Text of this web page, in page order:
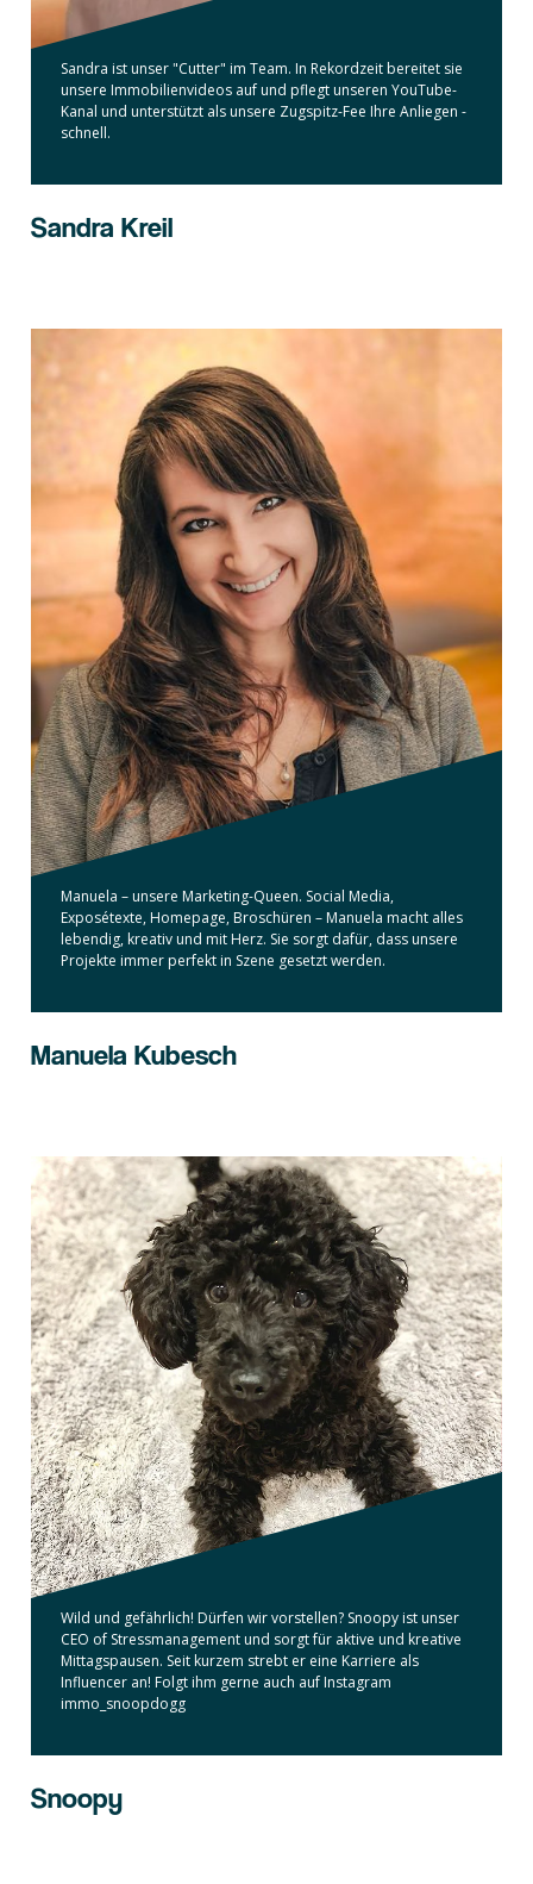
Sandra ist unser "Cutter" im Team. In Rekordzeit bereitet sie
unsere Immobilienvideos auf und pflegt unseren YouTube-
Kanal und unterstützt als unsere Zugspitz-Fee Ihre Anliegen -
schnell.
Sandra Kreil
Manuela – unsere Marketing-Queen. Social Media,
Exposétexte, Homepage, Broschüren – Manuela macht alles
lebendig, kreativ und mit Herz. Sie sorgt dafür, dass unsere
Projekte immer perfekt in Szene gesetzt werden.
Manuela Kubesch
Wild und gefährlich! Dürfen wir vorstellen? Snoopy ist unser
CEO of Stressmanagement und sorgt für aktive und kreative
Mittagspausen. Seit kurzem strebt er eine Karriere als
Influencer an! Folgt ihm gerne auch auf Instagram
immo_snoopdogg
Snoopy